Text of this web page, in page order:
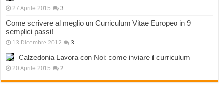
27 Aprile 2015 3
Come scrivere al meglio un Curriculum Vitae Europeo in 9
semplici passi!
13 Dicembre 2012 3
Calzedonia Lavora con Noi: come inviare il curriculum
20 Aprile 2015 2